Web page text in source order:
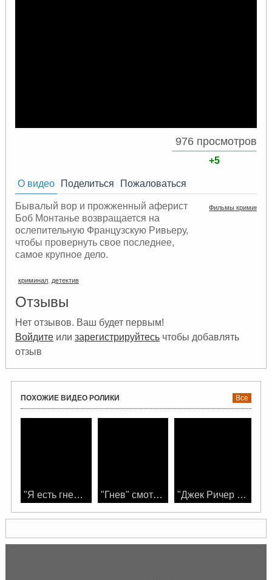
976 просмотров
+5
О видео Поделиться Пожаловаться
Бывалый вор и прожженный аферист
Боб Монтанье возвращается на
ослепительную Французскую Ривьеру,
чтобы провернуть свое последнее,
самое крупное дело.
криминал, детектив
Фильмы криминал
Отзывы
Нет отзывов. Ваш будет первым!
Войдитеили зарегистрируйтесьчтобы добавлять
отзыв
ПОХОЖИЕ ВИДЕО РОЛИКИ Все
"Я есть гнев" смотреть фильм онлайн "Гнев" смотреть фильм онлайн "Джек Ричер 2: Никогда не возвращайся" смотреть фильм онлайн